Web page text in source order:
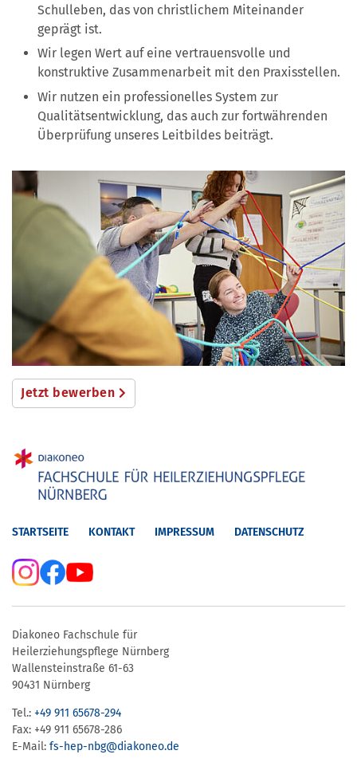
Schulleben, das von christlichem Miteinander
geprägt ist.
Wir legen Wert auf eine vertrauensvolle und
konstruktive Zusammenarbeit mit den Praxisstellen.
Wir nutzen ein professionelles System zur
Qualitätsentwicklung, das auch zur fortwährenden
Überprüfung unseres Leitbildes beiträgt.
Jetzt bewerben
STARTSEITE KONTAKT IMPRESSUM DATENSCHUTZ
Diakoneo Fachschule für
Heilerziehungspflege Nürnberg
Wallensteinstraße 61-63
90431 Nürnberg
Tel.: +49 911 65678-294
Fax: +49 911 65678-286
E-Mail: fs-hep-nbg​@diakoneo.de